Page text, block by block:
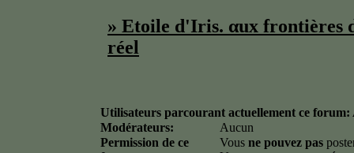
» Etoile d'Iris. αux frontières
réel
Utilisateurs parcourant actuellement ce forum:
Modérateurs:
Aucun
Permission de ce
Vous ne pouvez pas